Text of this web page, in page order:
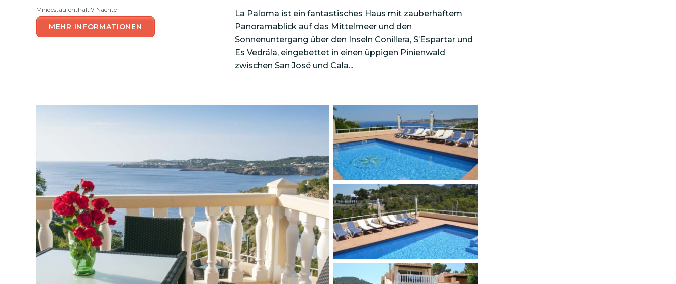
Mindestaufenthalt 7 Nächte
MEHR INFORMATIONEN
La Paloma ist ein fantastisches Haus mit zauberhaftem
Panoramablick auf das Mittelmeer und den
Sonnenuntergang über den Inseln Conillera, S’Espartar und
Es Vedrála, eingebettet in einen üppigen Pinienwald
zwischen San José und Cala...